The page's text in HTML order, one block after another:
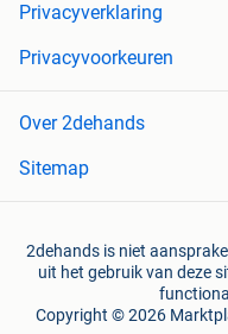
Privacyverklaring
Privacyvoorkeuren
Over 2dehands
Sitemap
2dehands is niet
uit het gebruik van deze
Copyright © 2026